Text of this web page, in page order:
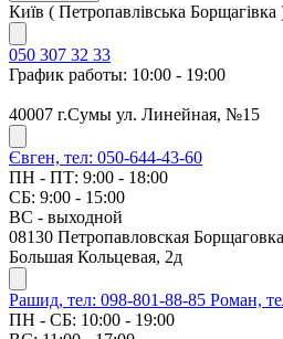
Київ ( Петропавлівська
050 307 32 33
График работы: 10:00 - 19:00
40007 г.Сумы ул. Линейная, №15
Євген, тел: 050-644-43-60
ПН - ПТ: 9:00 - 18:00
СБ: 9:00 - 15:00
ВС - выходной
08130 Петропавловская
Большая Кольцевая, 2д
Рашид, тел: 098-801-88-85 Роман,
ПН - СБ: 10:00 - 19:00